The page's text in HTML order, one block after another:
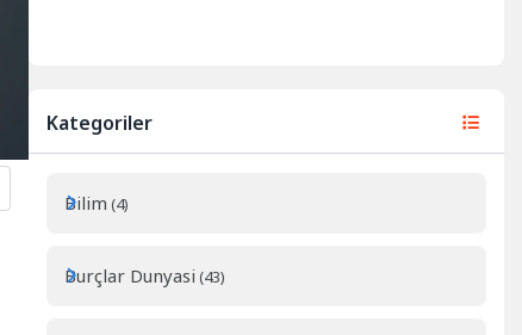
Kategoriler
Bilim (4)
Burçlar Dunyasi (43)